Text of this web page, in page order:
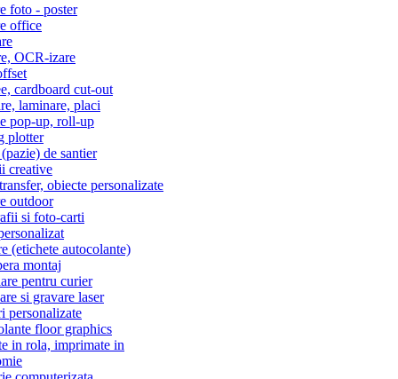
foto - poster
office
OCR-izare
cardboard cut-out
laminare, placi
pop-up, roll-up
plotter
de santier
creative
obiecte personalizate
outdoor
si foto-carti
(etichete autocolante)
montaj
pentru curier
si gravare laser
personalizate
floor graphics
in rola, imprimate in